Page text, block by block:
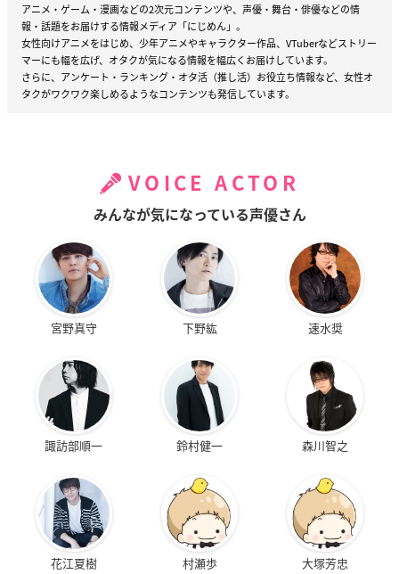
アニメ・ゲーム・漫画などの2次元コンテンツや、声優・舞台・俳優などの情
報・話題をお届けする情報メディア「にじめん」。
女性向けアニメをはじめ、少年アニメやキャラクター作品、VTuberなどストリー
マーにも幅を広げ、オタクが気になる情報を幅広くお届けしています。
さらに、アンケート・ランキング・オタ活（推し活）お役立ち情報など、女性オ
タクがワクワク楽しめるようなコンテンツも発信しています。
VOICE ACTOR
みんなが気になっている声優さん
宮野真守 下野紘 速水奨
諏訪部順一 鈴村健一 森川智之
花江夏樹 村瀬歩 大塚芳忠